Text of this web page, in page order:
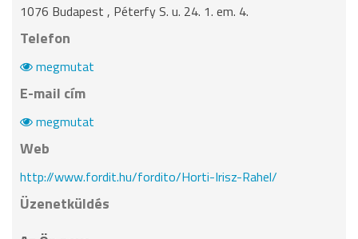
1076 Budapest , Péterfy S. u. 24. 1. em. 4.
Telefon
megmutat
E-mail cím
megmutat
Web
http://www.fordit.hu/fordito/Horti-Irisz-Rahel/
Üzenetküldés